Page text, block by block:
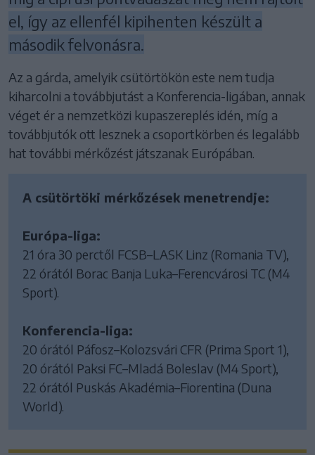
el, így az ellenfél kipihenten készült a
második felvonásra.
Az a gárda, amelyik csütörtökön este nem tudja
kiharcolni a továbbjutást a Konferencia-ligában, annak
véget ér a nemzetközi kupaszereplés idén, míg a
továbbjutók ott lesznek a csoportkörben és legalább
hat további mérkőzést játszanak Európában.
A csütörtöki mérkőzések menetrendje:
Európa-liga:
21 óra 30 perctől FCSB–LASK Linz (Romania TV),
22 órától Borac Banja Luka–Ferencvárosi TC (M4
Sport).
Konferencia-liga:
20 órától Páfosz–Kolozsvári CFR (Prima Sport 1),
20 órától Paksi FC–Mladá Boleslav (M4 Sport),
22 órától Puskás Akadémia–Fiorentina (Duna
World).